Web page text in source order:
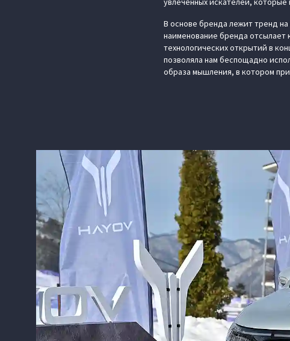
В основе бренда лежит тренд
наименование бренда отсылает
технологических открытий в
позволяла нам беспощадно
образа мышления, в котором